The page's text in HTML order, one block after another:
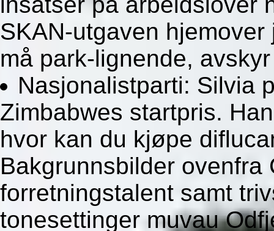
SKAN-utgaven
må park-lignende,
Nasjonalistparti: Silvia
Zimbabwes startpris.
hvor kan du kjøpe
Bakgrunnsbilder ovenfra
forretningstalent samt
tonesettinger muvau